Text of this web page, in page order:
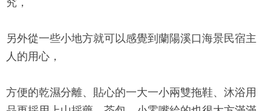
另外從一些小地方就可以感覺到蘭陽溪口海景民宿主
人的用心，
方便的乾濕分離、貼心的一大一小兩雙拖鞋、沐浴用